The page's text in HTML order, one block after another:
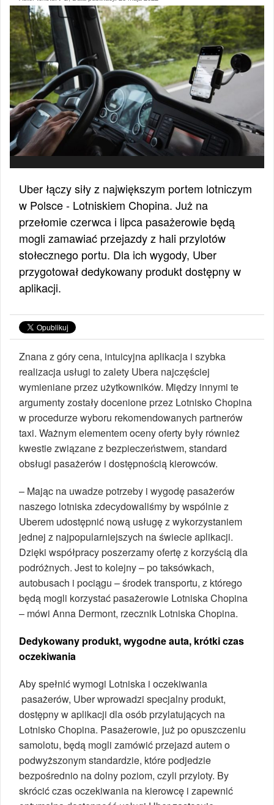
Uber łączy siły z największym portem lotniczym
w Polsce - Lotniskiem Chopina. Już na
przełomie czerwca i lipca pasażerowie będą
mogli zamawiać przejazdy z hali przylotów
stołecznego portu. Dla ich wygody, Uber
przygotował dedykowany produkt dostępny w
aplikacji.
Znana z góry cena, intuicyjna aplikacja i szybka
realizacja usługi to zalety Ubera najczęściej
wymieniane przez użytkowników. Między innymi te
argumenty zostały docenione przez Lotnisko Chopina
w procedurze wyboru rekomendowanych partnerów
taxi. Ważnym elementem oceny oferty były również
kwestie związane z bezpieczeństwem, standard
obsługi pasażerów i dostępnością kierowców.
– Mając na uwadze potrzeby i wygodę pasażerów
naszego lotniska zdecydowaliśmy by wspólnie z
Uberem udostępnić nową usługę z wykorzystaniem
jednej z najpopularniejszych na świecie aplikacji.
Dzięki współpracy poszerzamy ofertę z korzyścią dla
podróżnych. Jest to kolejny – po taksówkach,
autobusach i pociągu – środek transportu, z którego
będą mogli korzystać pasażerowie Lotniska Chopina
– mówi Anna Dermont, rzecznik Lotniska Chopina.
Dedykowany produkt, wygodne auta, krótki czas
oczekiwania
Aby spełnić wymogi Lotniska i oczekiwania
pasażerów, Uber wprowadzi specjalny produkt,
dostępny w aplikacji dla osób przylatujących na
Lotnisko Chopina. Pasażerowie, już po opuszczeniu
samolotu, będą mogli zamówić przejazd autem o
podwyższonym standardzie, które podjedzie
bezpośrednio na dolny poziom, czyli przyloty. By
skrócić czas oczekiwania na kierowcę i zapewnić